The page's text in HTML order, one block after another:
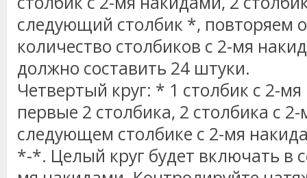
следующий столбик *, повторяем
количество столбиков с 2-мя
должно составить 24 штуки.
Четвертый круг: * 1 столбик с 2-мя
первые 2 столбика, 2 столбика с
следующем столбике с 2-мя
*-*. Целый круг будет включать в